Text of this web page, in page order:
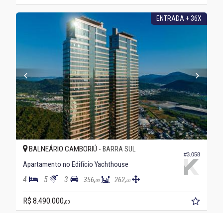
ENTRADA + 36X
#3.058
BALNEÁRIO CAMBORIÚ - BARRA SUL
Apartamento no Edifício Yachthouse
4 5 3 356,00 262,00
R$ 8.490.000,00